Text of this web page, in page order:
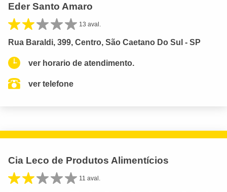
Eder Santo Amaro
13 aval.
Rua Baraldi, 399, Centro, São Caetano Do Sul - SP
ver horario de atendimento.
ver telefone
Cia Leco de Produtos Alimentícios
11 aval.